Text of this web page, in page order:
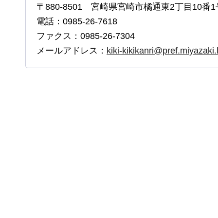
〒880-8501 宮崎県宮崎市橘通東2丁目10番1
電話：0985-26-7618
ファクス：0985-26-7304
メールアドレス： kiki-